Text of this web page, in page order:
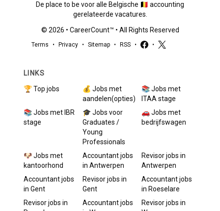
De place to be voor alle Belgische 🇧🇪 accounting
gerelateerde vacatures.
© 2026 • CareerCount™ • All Rights Reserved
Terms • Privacy • Sitemap • RSS • •
LINKS
🏆 Top jobs
💰 Jobs met
aandelen(opties)
📚 Jobs met
ITAA stage
📚 Jobs met IBR
stage
🎓 Jobs voor
Graduates /
Young
Professionals
🚗 Jobs met
bedrijfswagen
🐶 Jobs met
kantoorhond
Accountantjobs
in Antwerpen
Revisorjobs in
Antwerpen
Accountantjobs
in Gent
Revisorjobs in
Gent
Accountantjobs
in Roeselare
Revisorjobs in
Accountantjobs
Revisorjobs in